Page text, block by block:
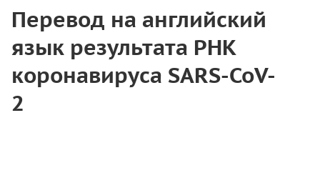
Перевод на английский
язык результата РНК
коронавируса SARS-CoV-
2